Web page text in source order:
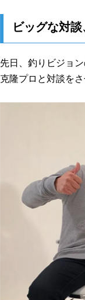
ビッグな対
先日、釣りビジョ
克隆プロと対談を